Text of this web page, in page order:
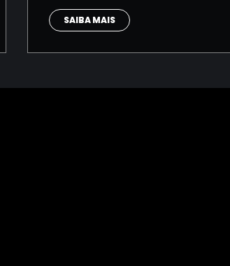
SAIBA MAIS